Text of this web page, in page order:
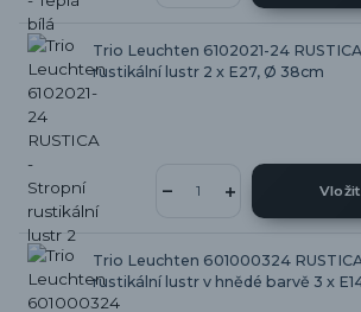
Trio Leuchten 6102021-24
rustikální lustr 2 x E27, Ø 38cm
Trio Leuchten 601000324
rustikální lustr v hnědé barvě 3 x